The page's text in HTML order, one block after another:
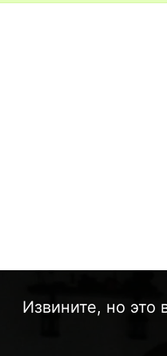
Извините, но это